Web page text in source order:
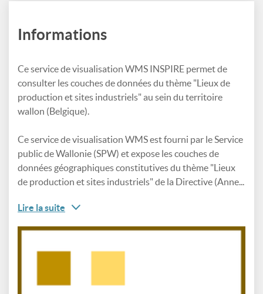
Informations
Ce service de visualisation WMS INSPIRE permet de
consulter les couches de données du thème "Lieux de
production et sites industriels" au sein du territoire
wallon (Belgique).
Ce service de visualisation WMS est fourni par le Service
public de Wallonie (SPW) et expose les couches de
données géographiques constitutives du thème "Lieux
de production et sites industriels" de la Directive (Anne...
Lire la suite